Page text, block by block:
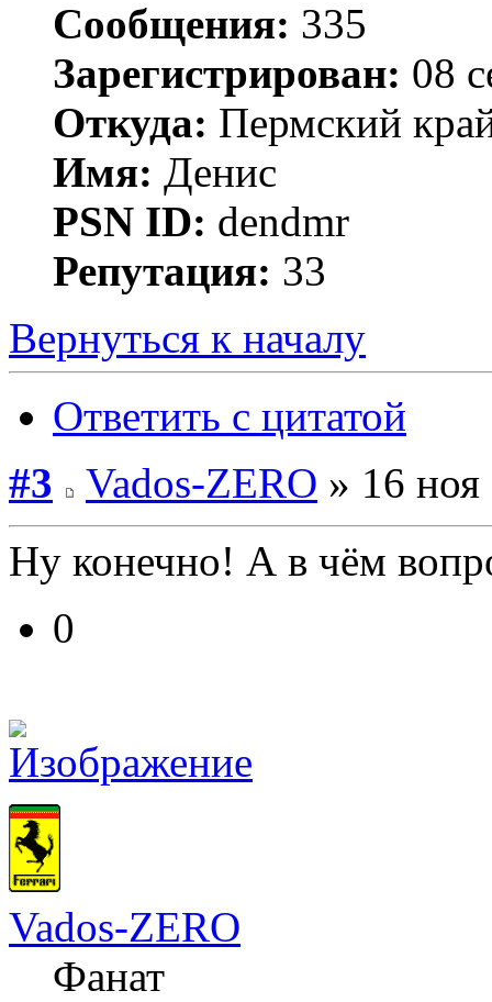
Сообщения: 335
Зарегистрирован: 08
Откуда: Пермский
Имя: Денис
PSN ID: dendmr
Репутация: 33
Вернуться к началу
Ответить с цитатой
#3
Vados-ZERO » 16
Ну конечно! А в чём
0
Vados-ZERO
Фанат